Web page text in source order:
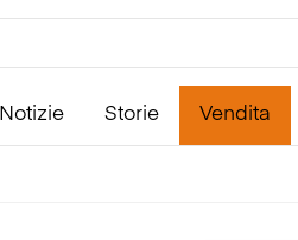
Notizie Storie Vendita